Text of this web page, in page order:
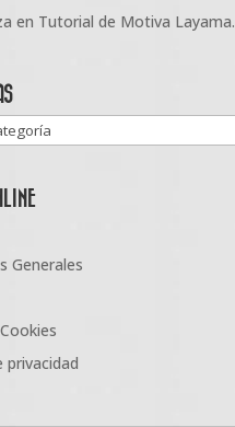
en Tutorial de Motiva Layama.
Generales
privacidad